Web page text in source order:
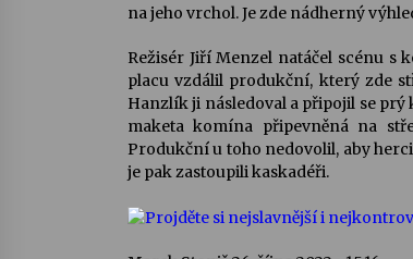
na jeho vrchol. Je zde nádherný
Režisér Jiří Menzel natáčel scénu s
placu vzdálil produkční, který zde
Hanzlík ji následoval a připojil se prý
maketa komína připevněná na
Produkční u toho nedovolil, aby
je pak zastoupili kaskadéři.